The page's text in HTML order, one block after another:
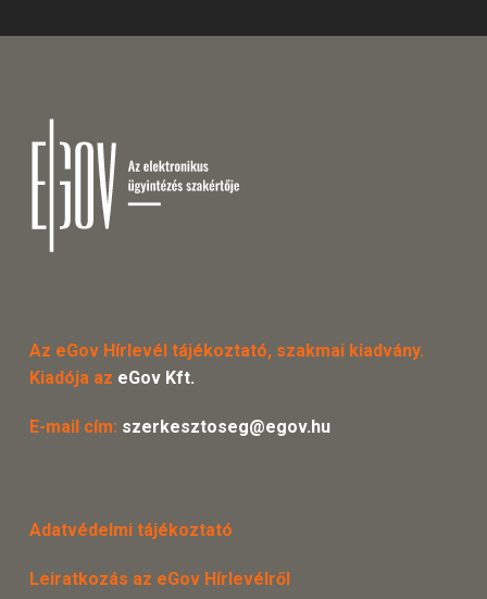
Az eGov Hírlevél tájékoztató, szakmai kiadvány.
Kiadója az eGov Kft.
E-mail cím: szerkesztoseg@egov.hu
Adatvédelmi tájékoztató
Leiratkozás az eGov Hírlevélről